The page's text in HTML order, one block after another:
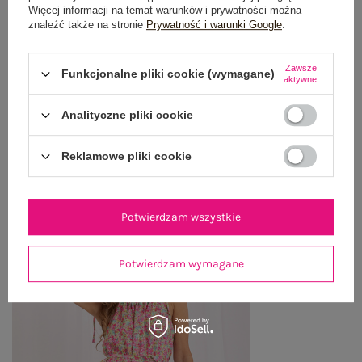
OPINIE O PRODUKCIE (0)
ZWROTY I REKLAMACJE
OSTATNIO OGLĄDANE
Więcej informacji na temat warunków i prywatności można
znaleźć także na stronie Prywatność i warunki Google.
Funkcjonalne pliki cookie (wymagane)
Zawsze
aktywne
Analityczne pliki cookie
Reklamowe pliki cookie
Potwierdzam wymagane
Potwierdzam wszystkie